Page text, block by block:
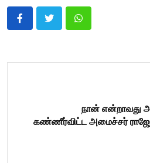
நான் என்றாவது
கண்ணீர்விட்ட அமைச்சர்